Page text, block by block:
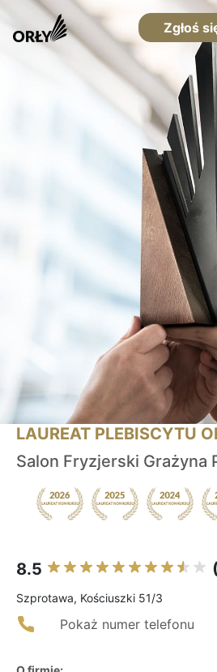
Zgłoś
LAUREAT PLEBISCYTU
Salon Fryzjerski Grażyna
8.5
Szprotawa, Kościuszki 51/3
Pokaż numer telefonu